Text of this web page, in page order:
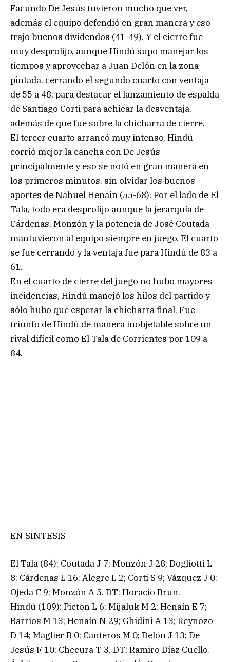
Facundo De Jesús tuvieron mucho que ver,
además el equipo defendió en gran manera y eso
trajo buenos dividendos (41-49). Y el cierre fue
muy desprolijo, aunque Hindú supo manejar los
tiempos y aprovechar a Juan Delón en la zona
pintada, cerrando el segundo cuarto con ventaja
de 55 a 48; para destacar el lanzamiento de espalda
de Santiago Corti para achicar la desventaja,
además de que fue sobre la chicharra de cierre.
El tercer cuarto arrancó muy intenso, Hindú
corrió mejor la cancha con De Jesús
principalmente y eso se notó en gran manera en
los primeros minutos, sin olvidar los buenos
aportes de Nahuel Henain (55-68). Por el lado de El
Tala, todo era desprolijo aunque la jerarquía de
Cárdenas, Monzón y la potencia de José Coutada
mantuvieron al equipo siempre en juego. El cuarto
se fue cerrando y la ventaja fue para Hindú de 83 a
61.
En el cuarto de cierre del juego no hubo mayores
incidencias, Hindú manejó los hilos del partido y
sólo hubo que esperar la chicharra final. Fue
triunfo de Hindú de manera inobjetable sobre un
rival difícil como El Tala de Corrientes por 109 a
84.
EN SÍNTESIS
El Tala (84): Coutada J 7; Monzón J 28; Dogliotti L
8; Cárdenas L 16; Alegre L 2; Corti S 9; Vázquez J 0;
Ojeda C 9; Monzón A 5. DT: Horacio Brun.
Hindú (109): Picton L 6; Mijaluk M 2; Henaín E 7;
Barrios M 13; Henaín N 29; Ghidini A 13; Reynozo
D 14; Maglier B 0; Canteros M 0; Delón J 13; De
Jesús F 10; Checura T 3. DT: Ramiro Díaz Cuello.